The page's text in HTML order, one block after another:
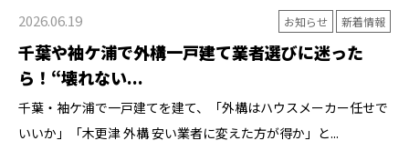
2026.06.19 お知らせ 新着情報
千葉や袖ケ浦で外構一戸建て業者選びに迷った
ら！“壊れない...
千葉・袖ケ浦で一戸建てを建て、「外構はハウスメーカー任せで
いいか」「木更津 外構 安い業者に変えた方が得か」と...